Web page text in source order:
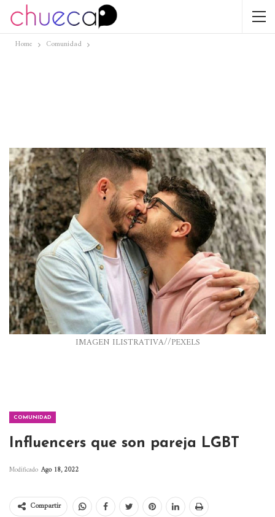
Home Comunidad
IMAGEN ILISTRATIVA//PEXELS
COMUNIDAD
Influencers que son pareja LGBT
Modificado Ago 18, 2022
Compartir